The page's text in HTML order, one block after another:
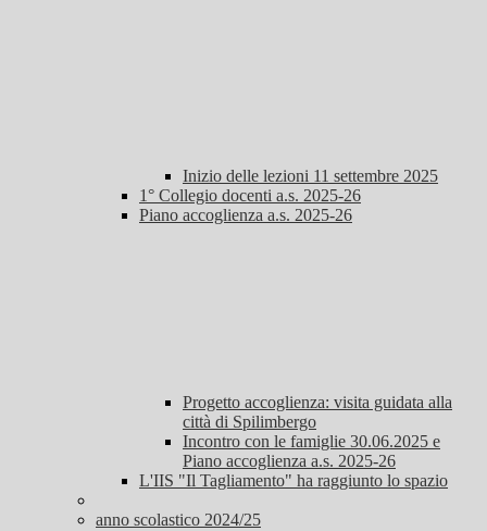
Inizio delle lezioni 11 settembre 2025
1° Collegio docenti a.s. 2025-26
Piano accoglienza a.s. 2025-26
Progetto accoglienza: visita guidata alla
città di Spilimbergo
Incontro con le famiglie 30.06.2025 e
Piano accoglienza a.s. 2025-26
L'IIS "Il Tagliamento" ha raggiunto lo spazio
anno scolastico 2024/25